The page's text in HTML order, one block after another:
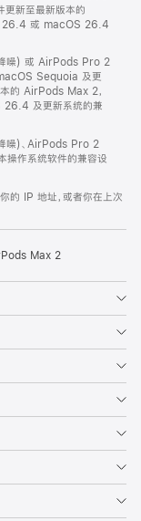
更新至最新版本的
26.4 或 macOS 26.4
噪) 或 AirPods Pro 2
Sequoia 及更
的 AirPods Max 2，
及更新系统的兼
噪)、AirPods Pro 2
操作系统软件的兼容设
的 IP 地址，或者你在上次
Max 2